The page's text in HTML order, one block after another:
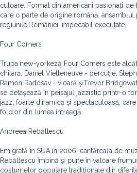
culoare. Format din americani pasionați
care o parte de origine română,
regiunile României, impecabil executate.
Four Corners
Trupa new-yorkeză Four Corners este
chitară, Daniel Vielleneuve - percuție,
Ramon Radosav - vioară șiTrevor
se detașează în peisajul jazzistic printr-o
jazz, foarte dinamică și spectaculoasă,
folclor din lumea întreagă.
Andreea Rebăltescu
Emigrată în SUA în 2006, cântăreața de
Rebăltescu îmbină și pune în valoare
costumelor populare tradiționale din